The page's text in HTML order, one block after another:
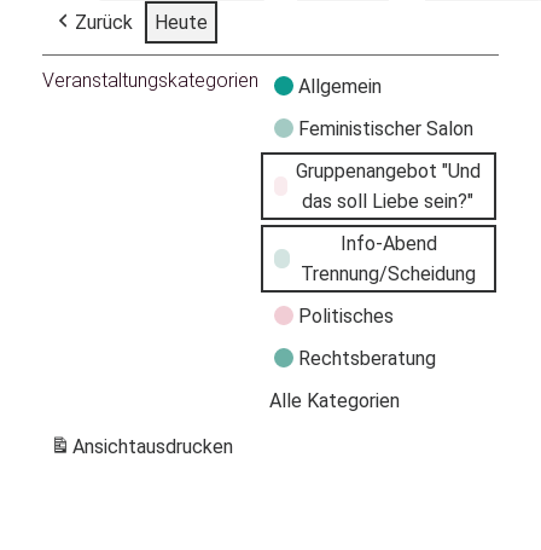
Zurück
Heute
Veranstaltungskategorien
Allgemein
Feministischer Salon
Gruppenangebot "Und
das soll Liebe sein?"
Info-Abend
Trennung/Scheidung
Politisches
Rechtsberatung
Alle Kategorien
Ansichtausdrucken